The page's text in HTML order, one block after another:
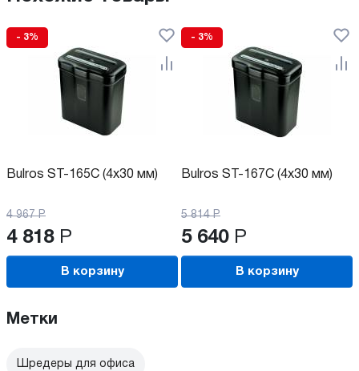
- 3%
Bulros ST-165C (4х30 мм)
4 967 Р
4 818 Р
В корзину
- 3%
Bulros ST-167C (4х30 мм)
5 814 Р
5 640 Р
В корзину
Метки
Шредеры для офиса